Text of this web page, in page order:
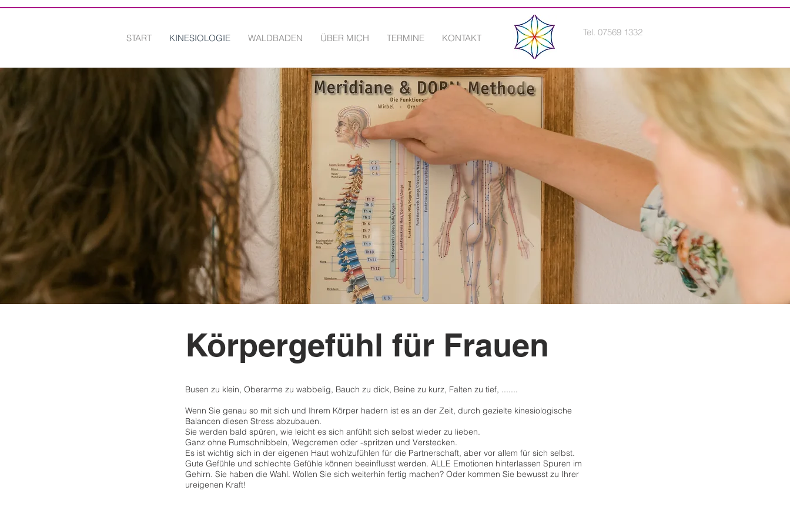
START KINESIOLOGIE WALDBADEN ÜBER MICH TERMINE KONTAKT
Tel. 07569 1332
Körpergefühl für Frauen
Busen zu klein, Oberarme zu wabbelig, Bauch zu dick, Beine zu kurz, Falten zu tief, .......
Wenn Sie genau so mit sich und Ihrem Körper hadern ist es an der Zeit, durch gezielte kinesiologische
Balancen diesen Stress abzubauen.
Sie werden bald spüren, wie leicht es sich anfühlt sich selbst wieder zu lieben.
Ganz ohne Rumschnibbeln, Wegcremen oder -spritzen und Verstecken.
Es ist wichtig sich in der eigenen Haut wohlzufühlen für die Partnerschaft, aber vor allem für sich selbst.
Gute Gefühle und schlechte Gefühle können beeinflusst werden. ALLE Emotionen hinterlassen Spuren im
Gehirn. Sie haben die Wahl. Wollen Sie sich weiterhin fertig machen? Oder kommen Sie bewusst zu Ihrer
ureigenen Kraft!